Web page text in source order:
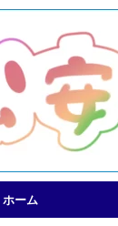
ホーム